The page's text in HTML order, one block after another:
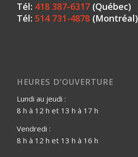
Tél: 418 387-6317(Québec)
Tél: 514 731-4878(Montréal)
HEURES D’OUVERTURE
Lundi au jeudi :
8 h à 12 h et 13 h à 17 h
Vendredi :
8 h à 12 h et 13 h à 16 h